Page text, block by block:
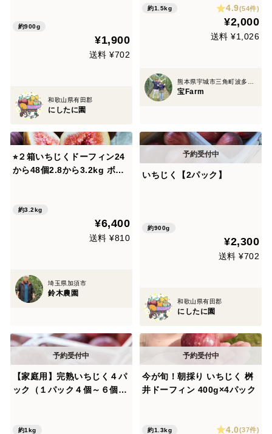
約900g
¥1,900
送料 ¥702
和歌山県有田郡
にしたに園
約1.5kg 4.9(54件)
¥2,000
送料 ¥1,026
宝Farm
⭐︎２箱いちじくドーフィン24
から48個2.8から3.2kg ボリ
約3.2kg
¥6,400
送料 ¥810
埼玉県加須市
鈴木農園
いちじく【2パック】
約900g
¥2,300
送料 ¥702
和歌山県有田郡
にしたに園
【家庭用】完熟いちじく４パ
ック（１パック４個～６個入
約1kg
今が旬！朝採り いちじく 桝
井ドーフィン 400g×4パック
約1.3kg 4.0(37件)